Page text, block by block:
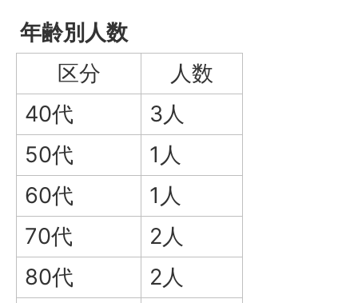
年齢別人数
区分
人数
40代
3人
50代
1人
60代
1人
70代
2人
80代
2人